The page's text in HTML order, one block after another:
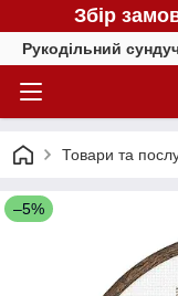
Збір
Рукодільний
Товари та
–5%